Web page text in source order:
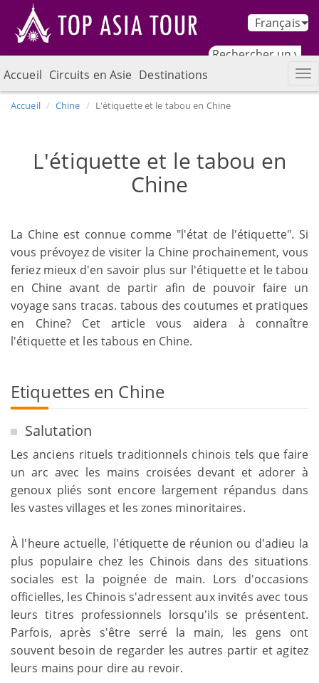
Français
Accueil Circuits en Asie Destinations
Accueil Chine L'étiquette et le tabou en Chine
L'étiquette et le tabou en
Chine
La Chine est connue comme "l'état de l'étiquette". Si
vous prévoyez de visiter la Chine prochainement, vous
feriez mieux d'en savoir plus sur l'étiquette et le tabou
en Chine avant de partir afin de pouvoir faire un
voyage sans tracas. tabous des coutumes et pratiques
en Chine? Cet article vous aidera à connaître
l'étiquette et les tabous en Chine.
Etiquettes en Chine
Salutation
Les anciens rituels traditionnels chinois tels que faire
un arc avec les mains croisées devant et adorer à
genoux pliés sont encore largement répandus dans
les vastes villages et les zones minoritaires.
À l'heure actuelle, l'étiquette de réunion ou d'adieu la
plus populaire chez les Chinois dans des situations
sociales est la poignée de main. Lors d'occasions
officielles, les Chinois s'adressent aux invités avec tous
leurs titres professionnels lorsqu'ils se présentent.
Parfois, après s'être serré la main, les gens ont
souvent besoin de regarder les autres partir et agitez
leurs mains pour dire au revoir.